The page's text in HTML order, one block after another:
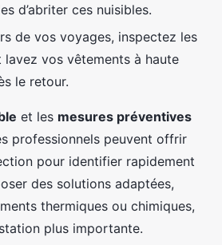
d’abriter ces nuisibles.
de vos voyages, inspectez les
lavez vos vêtements à haute
le retour.
et les mesures préventives
professionnels peuvent offrir
pour identifier rapidement
des solutions adaptées,
thermiques ou chimiques,
plus importante.